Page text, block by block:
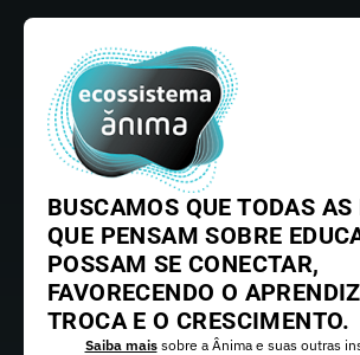
BUSCAMOS QUE TODAS AS
QUE PENSAM SOBRE
POSSAM SE CONECTAR,
FAVORECENDO O
TROCA E O CRESCIMENTO.
Saiba maissobre a Ânima e suas outras